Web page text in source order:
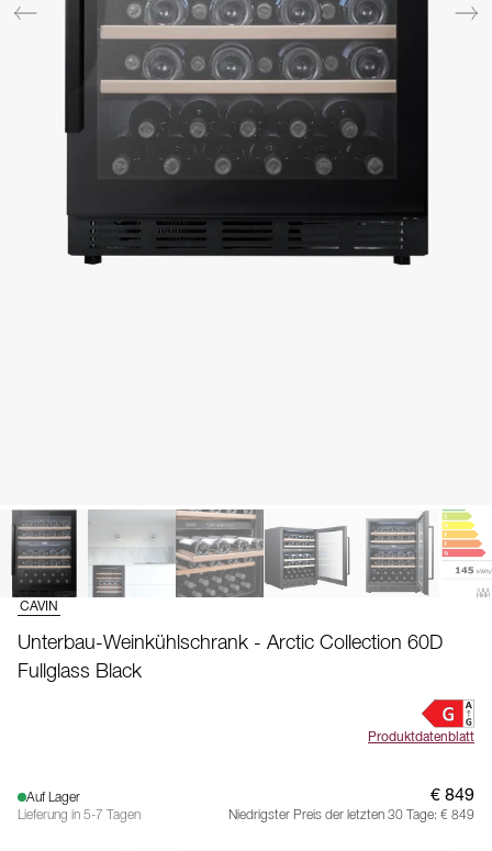
CAVIN
Unterbau-Weinkühlschrank - Arctic Collection 60D
Fullglass Black
Produktdatenblatt
Auf Lager
Lieferung in 5-7 Tagen
€ 849
Niedrigster Preis der letzten 30 Tage: € 849